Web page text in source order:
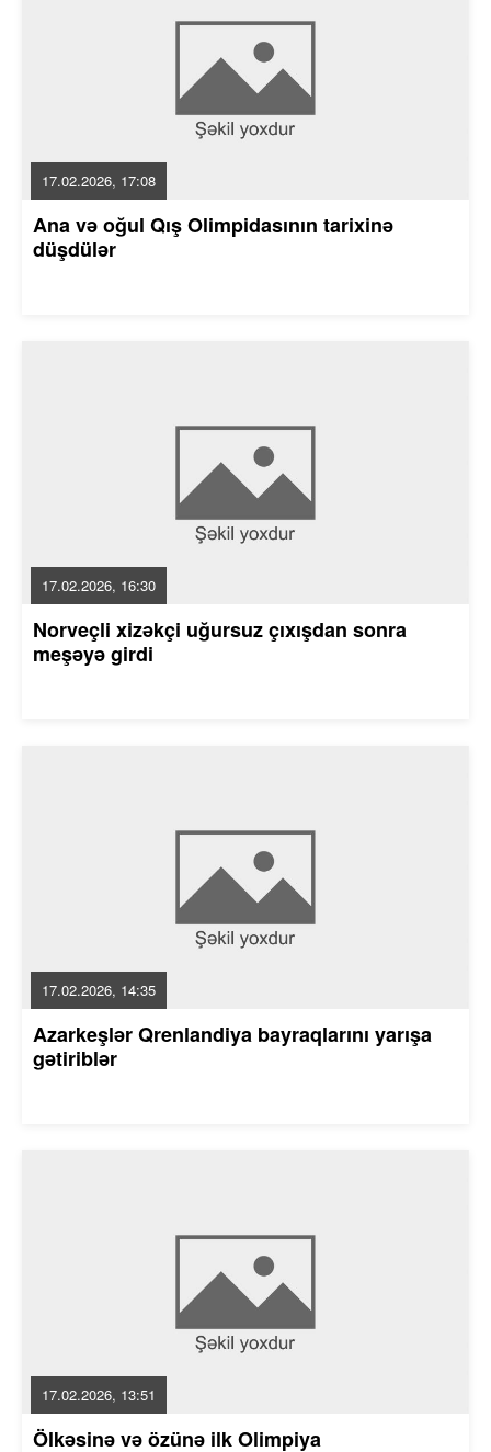
17.02.2026, 17:08
Ana və oğul Qış Olimpidasının tarixinə
düşdülər
17.02.2026, 16:30
Norveçli xizəkçi uğursuz çıxışdan sonra
meşəyə girdi
17.02.2026, 14:35
Azarkeşlər Qrenlandiya bayraqlarını yarışa
gətiriblər
17.02.2026, 13:51
Ölkəsinə və özünə ilk Olimpiya